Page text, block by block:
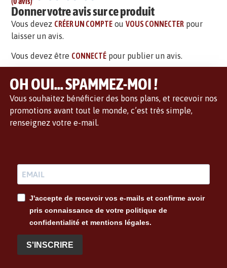
Donner votre avis sur ce produit
Vous devez CRÉER UN COMPTE ouVOUS CONNECTER pour
laisser un avis.
Vous devez être CONNECTÉ pour publier un avis.
OH OUI... SPAMMEZ-MOI !
Vous souhaitez bénéficier des bons plans, et recevoir nos
promotions avant tout le monde, c’est très simple,
renseignez votre e-mail.
J'accepte de recevoir vos e-mails et confirme avoir
pris connaissance de votre politique de
confidentialité et mentions légales.
S'INSCRIRE